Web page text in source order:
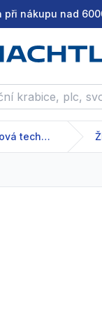
při nákupu nad
plc, svorky...
Rozváděčová technika